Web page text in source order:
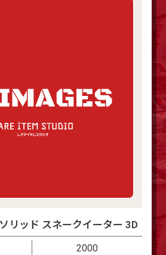
リッド スネークイーター 3D
2000